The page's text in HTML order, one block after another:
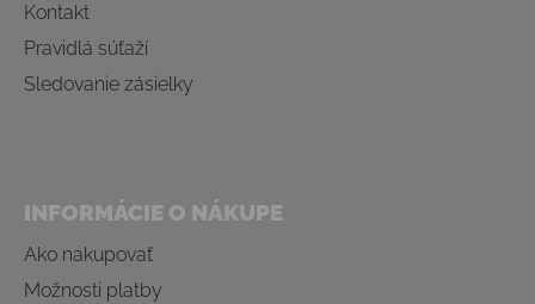
Kontakt
Pravidlá súťaží
Sledovanie zásielky
INFORMÁCIE O NÁKUPE
Ako nakupovať
Možnosti platby